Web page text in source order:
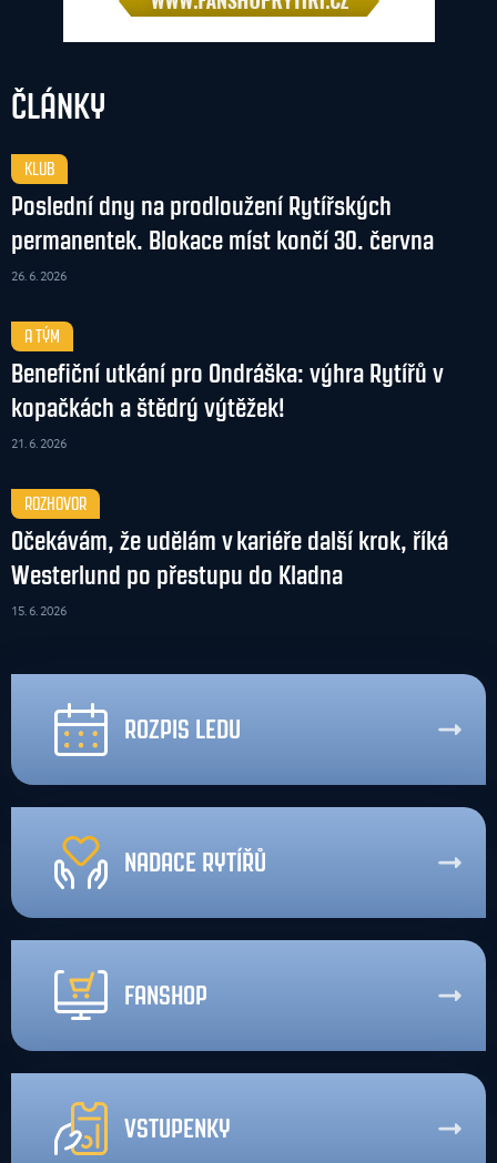
ČLÁNKY
KLUB
Poslední dny na prodloužení Rytířských
permanentek. Blokace míst končí 30. června
A TÝM
Benefiční utkání pro Ondráška: výhra Rytířů v
kopačkách a štědrý výtěžek!
ROZHOVOR
Očekávám, že udělám v kariéře další krok, říká
Westerlund po přestupu do Kladna
ROZPIS LEDU
NADACE RYTÍŘŮ
FANSHOP
VSTUPENKY